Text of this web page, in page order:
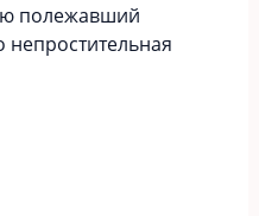
полежавший